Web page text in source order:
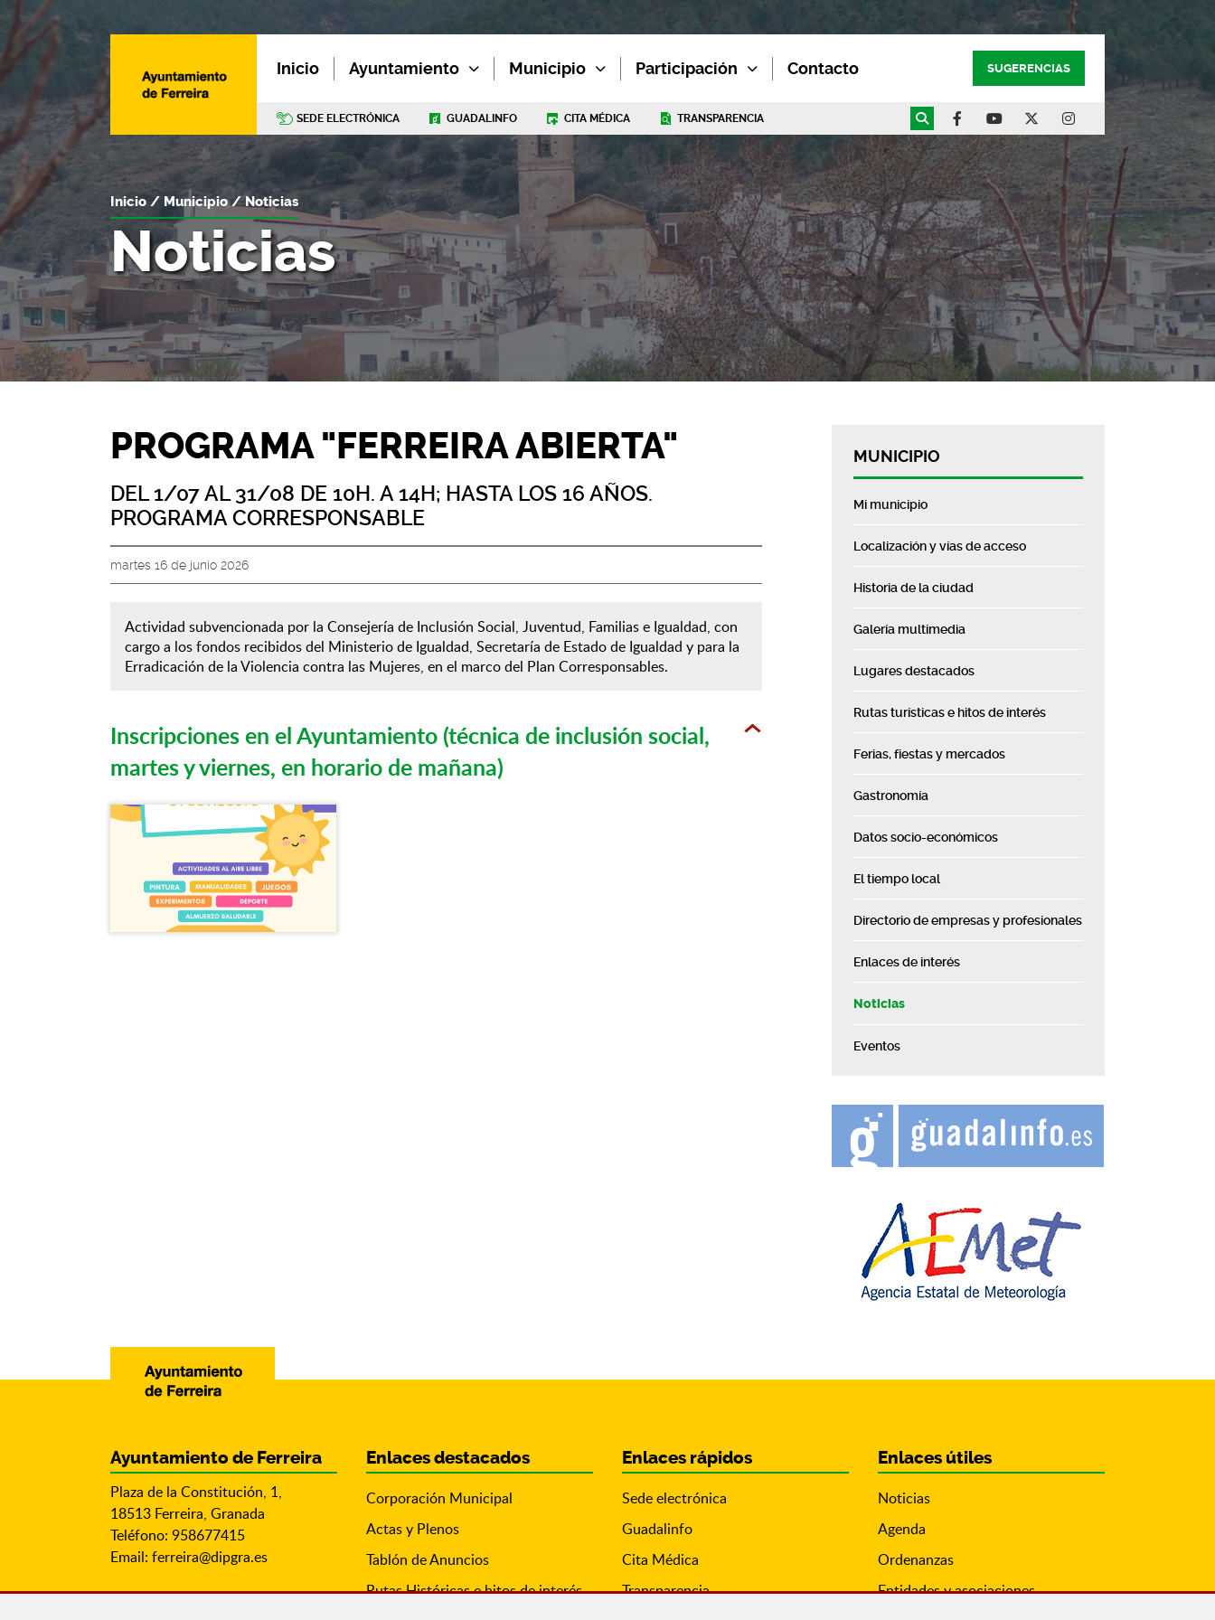
Inicio Ayuntamiento Municipio Participación Contacto SUGERENCIAS
SEDE ELECTRÓNICA GUADALINFO CITA MÉDICA TRANSPARENCIA
Noticias
Inicio Municipio Noticias
PROGRAMA "FERREIRA ABIERTA"
DEL 1/07 AL 31/08 DE 10H. A 14H; HASTA LOS 16 AÑOS.
PROGRAMA CORRESPONSABLE
martes 16 de junio 2026
Actividad subvencionada por la Consejería de Inclusión Social, Juventud, Familias e Igualdad, con
cargo a los fondos recibidos del Ministerio de Igualdad, Secretaría de Estado de Igualdad y para la
Erradicación de la Violencia contra las Mujeres, en el marco del Plan Corresponsables.
Inscripciones en el Ayuntamiento (técnica de inclusión social,
martes y viernes, en horario de mañana)
MUNICIPIO
Mi municipio
Localización y vías de acceso
Historia de la ciudad
Galería multimedia
Lugares destacados
Rutas turísticas e hitos de interés
Ferias, fiestas y mercados
Gastronomía
Datos socio-económicos
El tiempo local
Directorio de empresas y profesionales
Enlaces de interés
Noticias
Eventos
Ayuntamiento de Ferreira
Plaza de la Constitución, 1,
18513 Ferreira, Granada
Teléfono: 958677415
Email: ferreira@dipgra.es
Enlaces destacados
Corporación Municipal
Actas y Plenos
Tablón de Anuncios
Rutas Históricas e hitos de interés
Enlaces rápidos
Sede electrónica
Guadalinfo
Cita Médica
Transparencia
Enlaces útiles
Noticias
Agenda
Ordenanzas
Entidades y asociaciones